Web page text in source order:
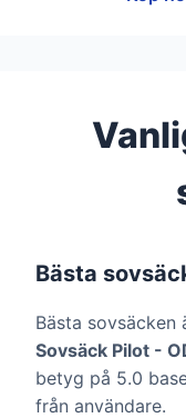
Bästa
Bästa
Sovsäck Pilot -
betyg på 5.0
från användare.